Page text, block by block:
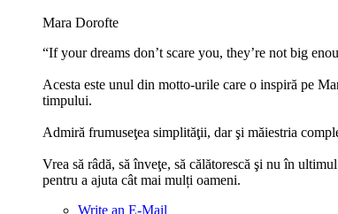
Mara Dorofte
“If your dreams don’t scare you, they’re not big
Acesta este unul din motto-urile care o inspiră pe
timpului.
Admiră frumuseţea simplităţii, dar şi măiestria
Vrea să râdă, să înveţe, să călătorescă şi nu în
pentru a ajuta cât mai mulți oameni.
Write an E-Mail